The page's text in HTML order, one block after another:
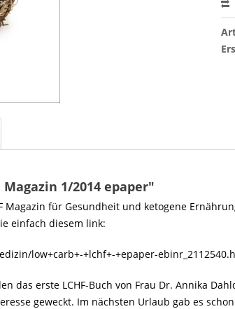
1/2014 epaper"
Magazin für Gesundheit und ketogene
einfach diesem link:
low+carb+-+lchf+-+epaper-
das erste LCHF-Buch von Frau Dr. Annika
geweckt. Im nächsten Urlaub gab es